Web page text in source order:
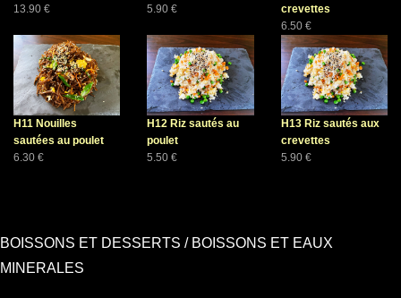
13.90 €
5.90 €
crevettes
6.50 €
H11 Nouilles
sautées au poulet
6.30 €
H12 Riz sautés au
poulet
5.50 €
H13 Riz sautés aux
crevettes
5.90 €
BOISSONS ET DESSERTS / BOISSONS ET EAUX
MINERALES